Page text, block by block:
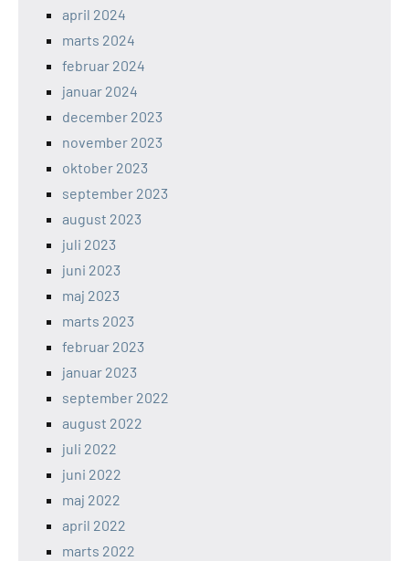
april 2024
marts 2024
februar 2024
januar 2024
december 2023
november 2023
oktober 2023
september 2023
august 2023
juli 2023
juni 2023
maj 2023
marts 2023
februar 2023
januar 2023
september 2022
august 2022
juli 2022
juni 2022
maj 2022
april 2022
marts 2022